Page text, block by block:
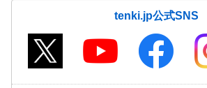
tenki.jp公式SNS